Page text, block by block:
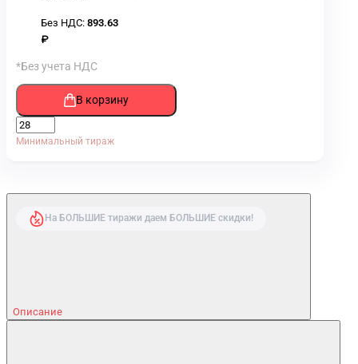
Без НДС: 893.63
₽
*Без учета НДС
В корзину
Минимальный тираж
На БОЛЬШИЕ тиражи даем БОЛЬШИЕ скидки!
Описание